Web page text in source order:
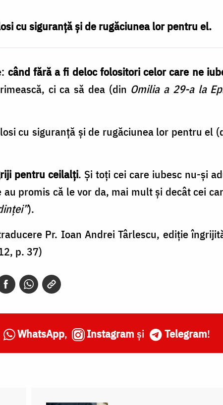
cu siguranță și de rugăciunea lor pentru el.
când fără a fi deloc folositori celor care ne
ci ca să dea (din Omilia a 29-a la
cu siguranţă şi de rugăciunea lor pentru el
pentru ceilalţi. Şi toţi cei care iubesc nu-şi
promis că le vor da, mai mult şi decât cei
).
Pr. Ioan Andrei Târlescu, ediție
p. 37)
WhatsApp, Instagram și Telegram!